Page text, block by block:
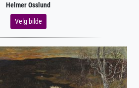
Helmer Osslund
Velg bilde